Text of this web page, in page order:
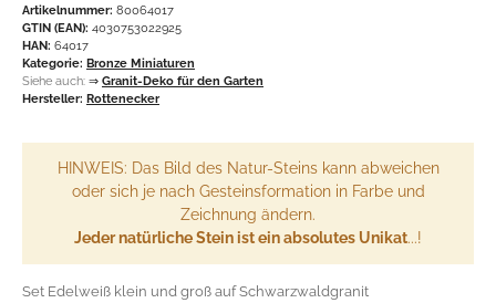
Artikelnummer: 80064017
GTIN (EAN): 4030753022925
HAN: 64017
Kategorie: Bronze Miniaturen
Siehe auch: ⇒ Granit-Deko für den Garten
Hersteller: Rottenecker
HINWEIS: Das Bild des Natur-Steins kann abweichen
oder sich je nach Gesteinsformation in Farbe und
Zeichnung ändern.
Jeder natürliche Stein ist ein absolutes Unikat...!
Set Edelweiß klein und groß auf Schwarzwaldgranit